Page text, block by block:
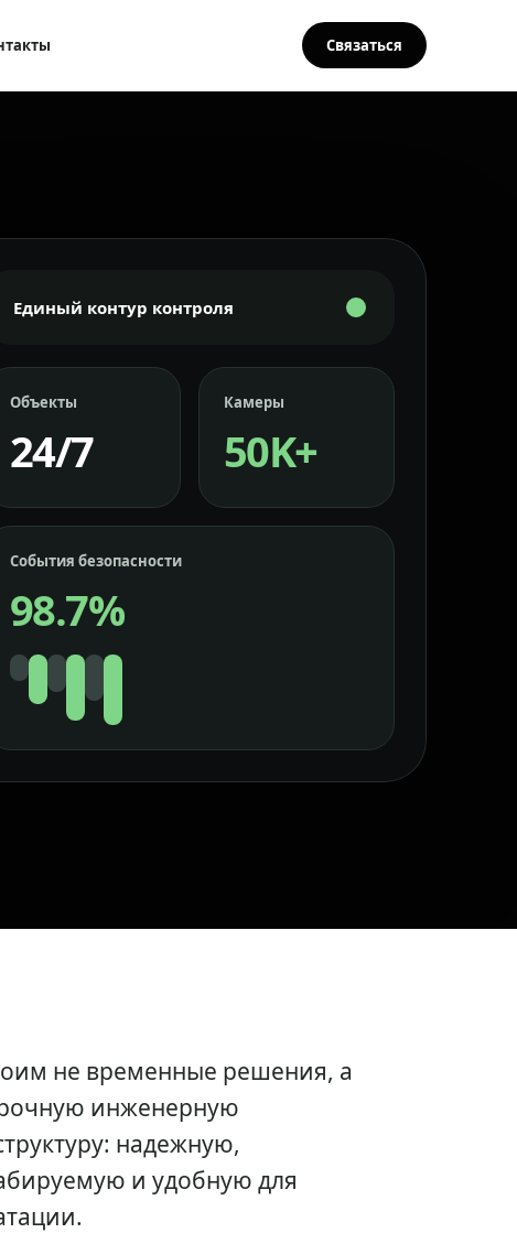
Связаться
Единый контур контроля
Объекты
24/7
Камеры
50K+
События безопасности
98.7%
не временные решения, а
инженерную
надежную,
и удобную для